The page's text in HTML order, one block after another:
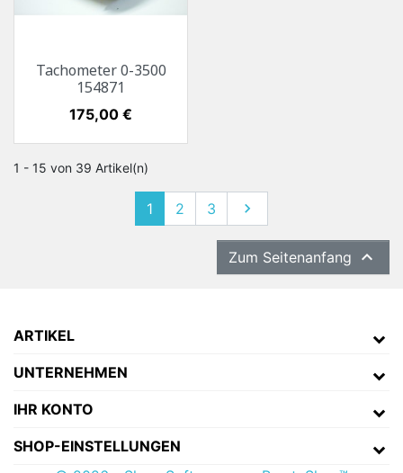
Tachometer 0-3500
154871
Preis
175,00 €
1 - 15 von 39 Artikel(n)
1 2 3 Weiter

Zum Seitenanfang 
ARTIKEL
UNTERNEHMEN
IHR KONTO
SHOP-EINSTELLUNGEN